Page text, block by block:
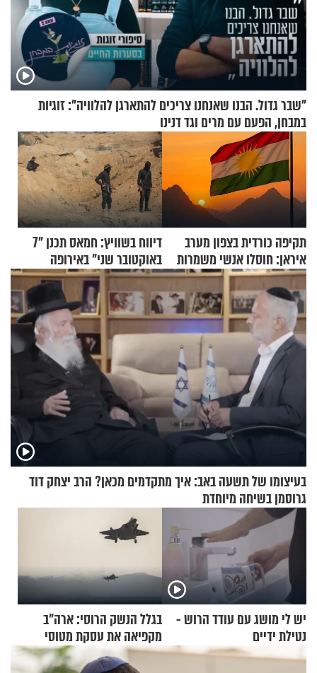
"שבר גדול. הבנו שאנחנו צריכים להתארגן להלוויה": זוגיות
במבחן, הפעם עם מרים וגד דנינו
תקיפה כורדית בצפון מערב
איראן: חוסלו אנשי משמרות
המהפכה
דיווח בשוויץ: חמאס תכנן "7
באוקטובר שני" באירופה
בעיצומו של תשעה באב: איך מתקדמים מכאן? הרב יצחק דוד
גרוסמן בשיחה מיוחדת
יש לי מושג עם עודד הרוש -
נטילת ידיים
בגלל הנשק הרוסי: ארה"ב
מקפיאה את עסקת מטוסי
הקרב לטורקיה